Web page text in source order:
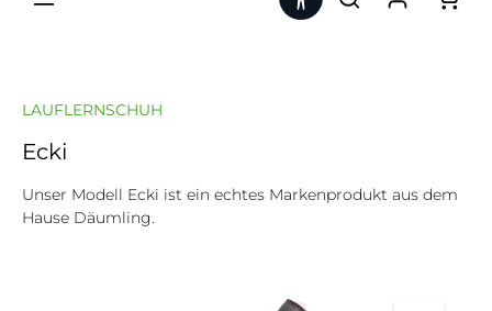
LAUFLERNSCHUH
Ecki
Unser Modell Ecki ist ein echtes Markenprodukt aus dem
Hause Däumling.